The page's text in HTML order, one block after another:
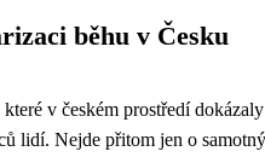
běhu v Česku
v českém prostředí
lidí. Nejde přitom jen o